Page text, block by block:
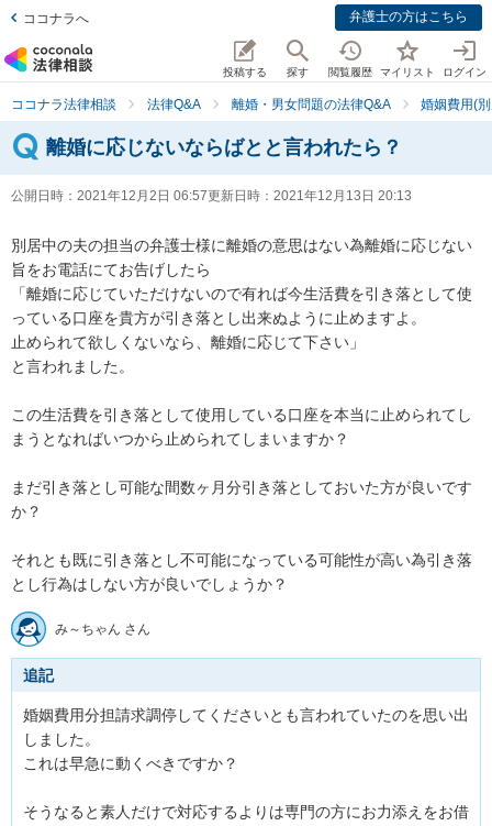
ココナラへ 弁護士の方はこちら
投稿する 探す 閲覧履歴 マイリスト ログイン
ココナラ法律相談 法律Q&A 離婚・男女問題の法律Q&A 婚姻費用(
離婚に応じないならばとと言われたら？
公開日時： 2021年12月2日 06:57更新日時： 2021年12月13日 20:13
別居中の夫の担当の弁護士様に離婚の意思はない為離婚に応じない
旨をお電話にてお告げしたら
「離婚に応じていただけないので有れば今生活費を引き落として使
っている口座を貴方が引き落とし出来ぬように止めますよ。
止められて欲しくないなら、離婚に応じて下さい」
と言われました。
この生活費を引き落として使用している口座を本当に止められてし
まうとなればいつから止められてしまいますか？
まだ引き落とし可能な間数ヶ月分引き落としておいた方が良いです
か？
それとも既に引き落とし不可能になっている可能性が高い為引き落
とし行為はしない方が良いでしょうか？
み～ちゃん さん
追記
婚姻費用分担請求調停してくださいとも言われていたのを思い出
しました。
これは早急に動くべきですか？
そうなると素人だけで対応するよりは専門の方にお力添えをお借